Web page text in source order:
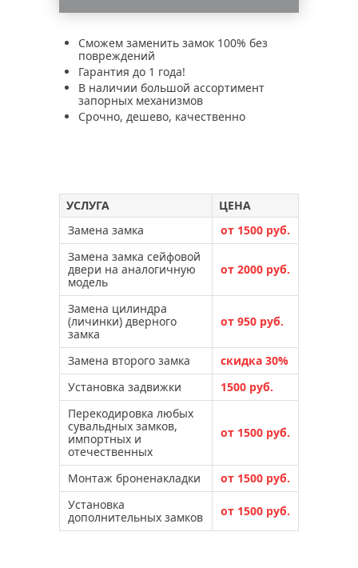
Сможем заменить замок 100% без
повреждений
Гарантия до 1 года!
В наличии большой ассортимент
запорных механизмов
Срочно, дешево, качественно
УСЛУГА
ЦЕНА
Замена замка
от 1500 руб.
Замена замка сейфовой
двери на аналогичную
модель
от 2000 руб.
Замена цилиндра
(личинки) дверного
замка
от 950 руб.
Замена второго замка
скидка 30%
Установка задвижки
1500 руб.
Перекодировка любых
сувальдных замков,
импортных и
отечественных
от 1500 руб.
Монтаж броненакладки
от 1500 руб.
Установка
дополнительных замков
от 1500 руб.